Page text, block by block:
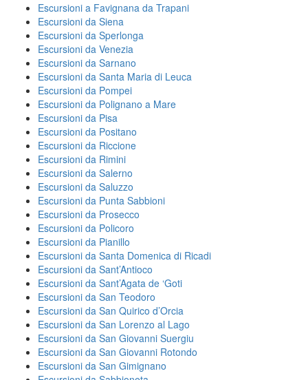
Escursioni a Favignana da Trapani
Escursioni da Siena
Escursioni da Sperlonga
Escursioni da Venezia
Escursioni da Sarnano
Escursioni da Santa Maria di Leuca
Escursioni da Pompei
Escursioni da Polignano a Mare
Escursioni da Pisa
Escursioni da Positano
Escursioni da Riccione
Escursioni da Rimini
Escursioni da Salerno
Escursioni da Saluzzo
Escursioni da Punta Sabbioni
Escursioni da Prosecco
Escursioni da Policoro
Escursioni da Pianillo
Escursioni da Santa Domenica di Ricadi
Escursioni da Sant’Antioco
Escursioni da Sant’Agata de ‘Goti
Escursioni da San Teodoro
Escursioni da San Quirico d’Orcia
Escursioni da San Lorenzo al Lago
Escursioni da San Giovanni Suergiu
Escursioni da San Giovanni Rotondo
Escursioni da San Gimignano